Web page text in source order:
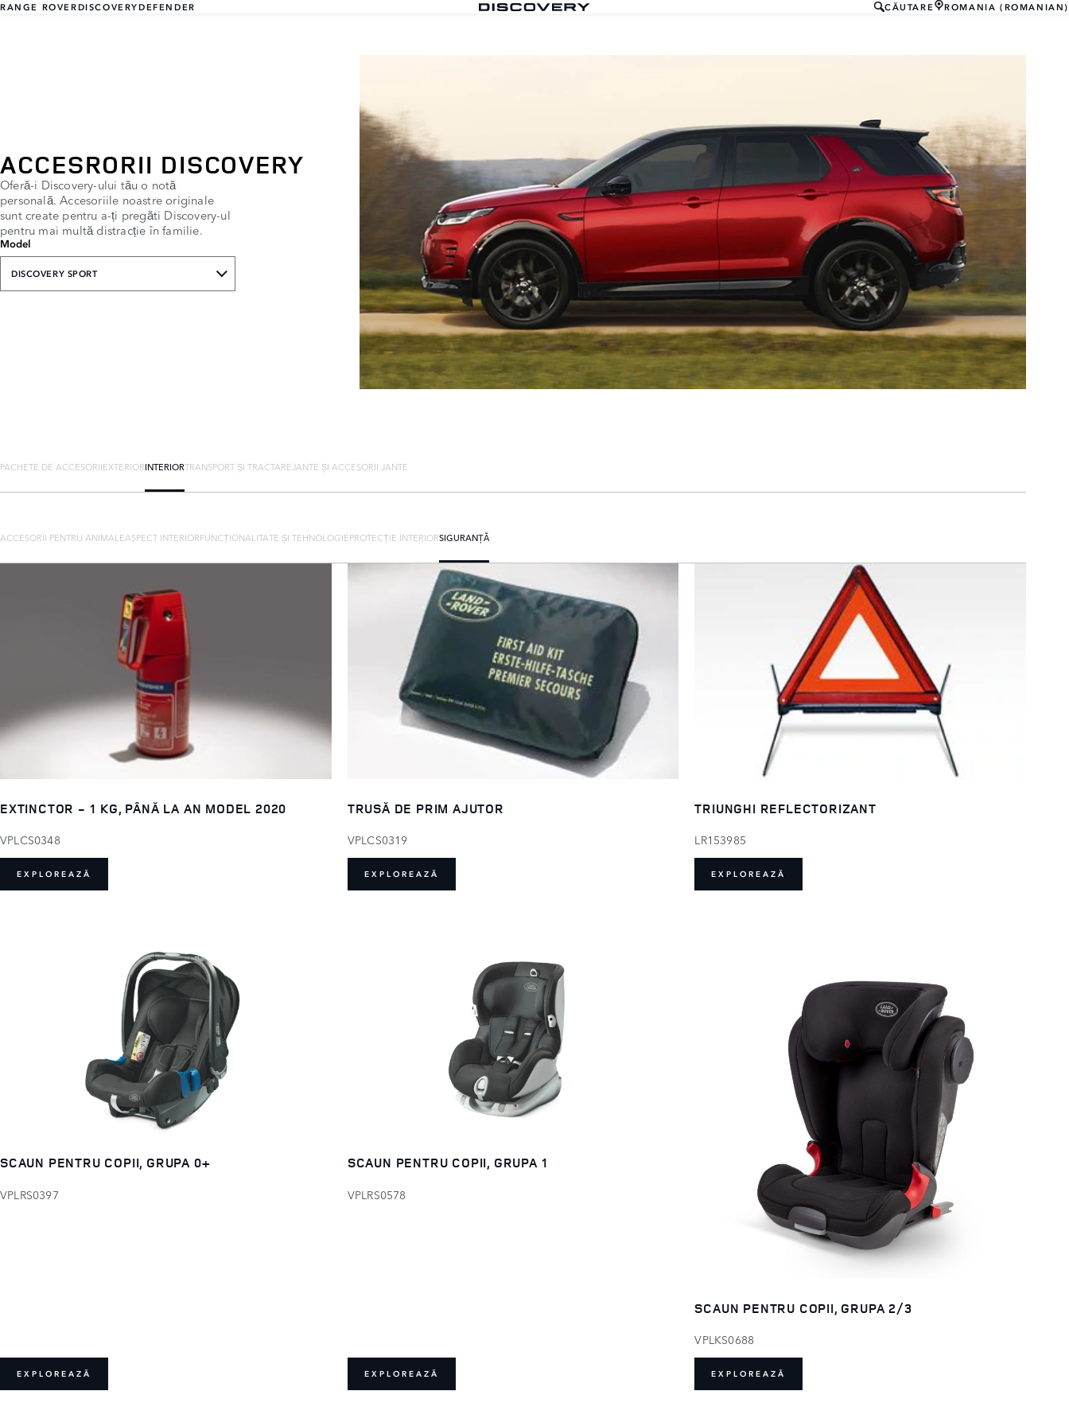
RANGE ROVERDISCOVERYDEFENDER CĂUTARE ROMANIA (ROMANIAN)
ACCESRORII DISCOVERY
Oferă-i Discovery-ului tău o notă
personală. Accesoriile noastre originale
sunt create pentru a-ți pregăti Discovery-ul
pentru mai multă distracție în familie.
Model
DISCOVERY SPORT
PACHETE DE ACCESORIIEXTERIORINTERIORTRANSPORT ȘI TRACTAREJANTE ȘI ACCESORII JANTE
ACCESORII PENTRU ANIMALEASPECT INTERIORFUNCȚIONALITATE ȘI TEHNOLOGIEPROTECȚIE INTERIORSIGURANȚĂ
EXTINCTOR - 1 KG, PÂNĂ LA AN MODEL 2020
VPLCS0348
EXPLOREAZĂ
TRUSĂ DE PRIM AJUTOR
VPLCS0319
EXPLOREAZĂ
TRIUNGHI REFLECTORIZANT
LR153985
EXPLOREAZĂ
SCAUN PENTRU COPII, GRUPA 0+
VPLRS0397
EXPLOREAZĂ
SCAUN PENTRU COPII, GRUPA 1
VPLRS0578
EXPLOREAZĂ
SCAUN PENTRU COPII, GRUPA 2/3
VPLKS0688
EXPLOREAZĂ